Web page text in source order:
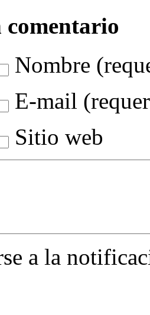
Nombre
E-mail
Sitio web
a la